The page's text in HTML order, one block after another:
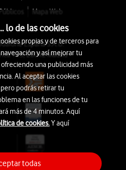
Mapa Web
España S.A.U.
115, 28042 Madrid
lo de las cookies
propias y de terceros para
y así mejorar tu
una publicidad más
Al aceptar las cookies
podrás retirar tu
en las funciones de tu
más de 4 minutos. Aquí
de cookies.Y aquí
todas